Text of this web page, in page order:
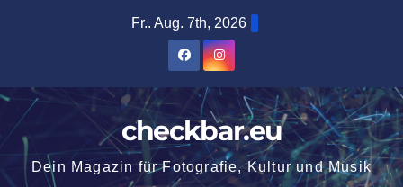
Fr.. Aug. 7th, 2026
checkbar.eu
Dein Magazin für Fotografie, Kultur und Musik